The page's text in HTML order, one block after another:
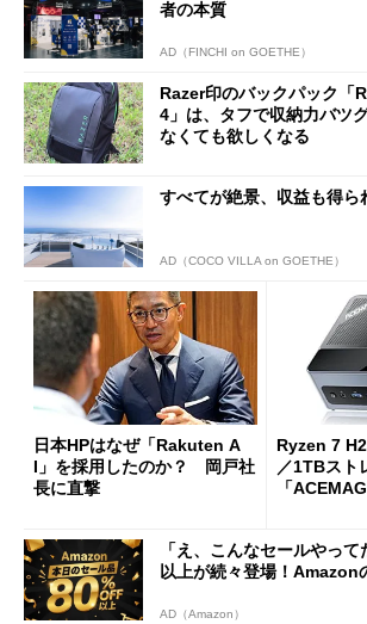
者の本質
AD（FINCHI on GOETHE）
Razer印のバックパック
4」は、タフで収納力バツ
なくても欲しくなる
すべてが絶景、収益も得ら
AD（COCO VILLA on GOETHE）
日本HPはなぜ「Rakuten A
I」を採用したのか？ 岡戸社
長に直撃
Ryzen 7
／1TBスト
「
「え、こんなセールやっ
以上が続々登場！Amazon
AD（Amazon）